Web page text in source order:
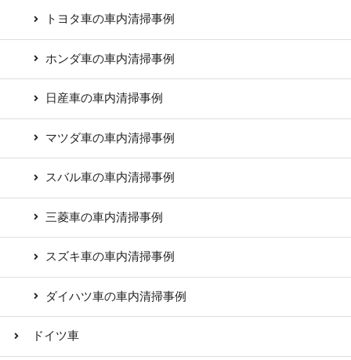
トヨタ車の車内清掃事例
ホンダ車の車内清掃事例
日産車の車内清掃事例
マツダ車の車内清掃事例
スバル車の車内清掃事例
三菱車の車内清掃事例
スズキ車の車内清掃事例
ダイハツ車の車内清掃事例
ドイツ車